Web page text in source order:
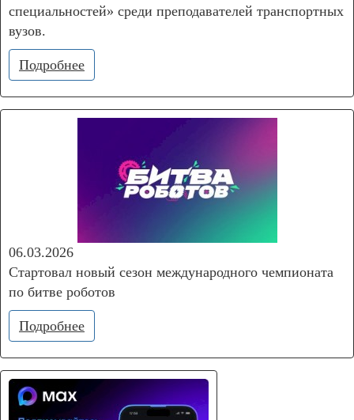
специальностей» среди преподавателей транспортных
вузов.
Подробнее
06.03.2026
Стартовал новый сезон международного чемпионата
по битве роботов
Подробнее